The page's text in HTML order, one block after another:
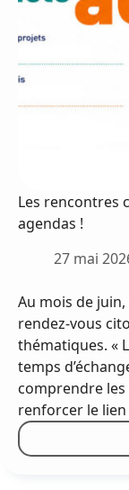
Les rencontres
agendas !
27 mai
Au mois de
rendez-vous
thématiques. «
temps
comprendre
renforcer le